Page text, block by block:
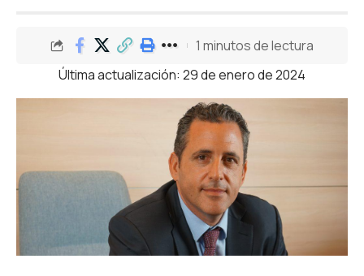
Última actualización: 29 de enero de 2024
1 minutos de lectura